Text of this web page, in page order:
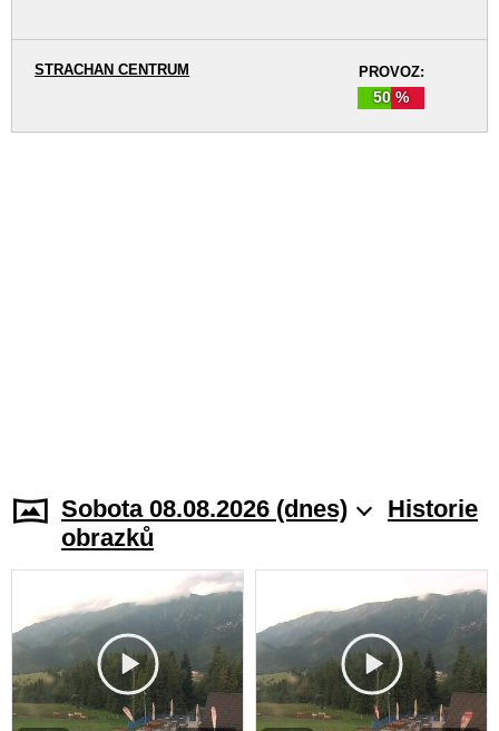
PROVOZ:
50 %
STRACHAN CENTRUM
Sobota 08.08.2026 (dnes)
Historie
obrazků